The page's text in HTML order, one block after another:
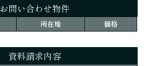
お問い合わせ物件
所在地 価格
資料請求内容